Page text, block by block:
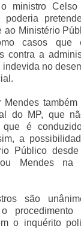
ministro
poderia
ao Ministério
casos que
contra a
no
Mendes
do MP, que
é
a
Público
Mendes
são
procedimento
o inquérito